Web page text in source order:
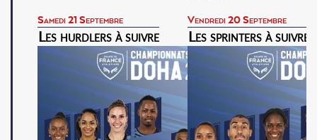
Samedi 21 Septembre
Les hurdlers à suivre
Vendredi 20 Septembre
Les sprinters à suivre